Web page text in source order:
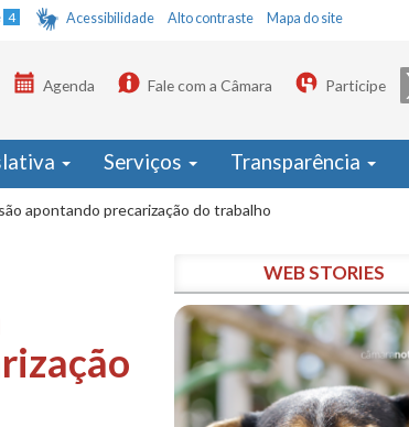
4 Acessibilidade Alto contraste Mapa do site
Agenda Fale com a Câmara Participe
Serviços Transparência
apontando precarização do trabalho
WEB STORIES